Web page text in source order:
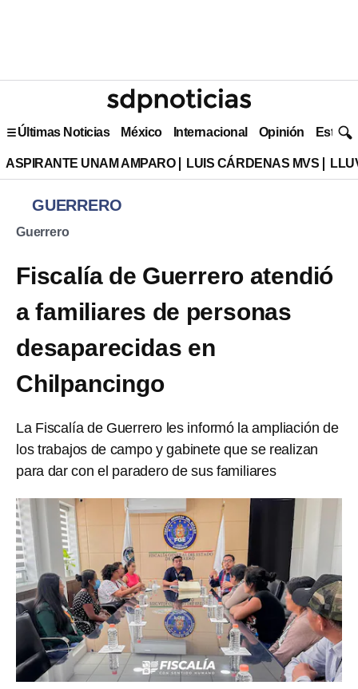
Últimas Noticias México Internacional Opinión Estilo
ASPIRANTE UNAM AMPARO LUIS CÁRDENAS MVS
GUERRERO
Guerrero
Fiscalía de Guerrero atendió
a familiares de personas
desaparecidas en
Chilpancingo
La Fiscalía de Guerrero les informó la ampliación de
los trabajos de campo y gabinete que se realizan
para dar con el paradero de sus familiares